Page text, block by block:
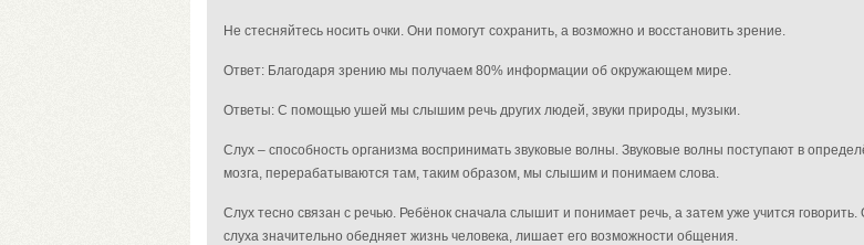
Не стесняйтесь носить очки. Они помогут сохранить, а возможно и восстановить зрение.
Ответ: Благодаря зрению мы получаем 80% информации об окружающем мире.
Ответы: С помощью ушей мы слышим речь других людей, звуки природы, музыки.
Слух – способность организма воспринимать звуковые волны. Звуковые волны поступают в
мозга, перерабатываются там, таким образом, мы слышим и понимаем слова.
Слух тесно связан с речью. Ребёнок сначала слышит и понимает речь, а затем уже учится говорить.
слуха значительно обедняет жизнь человека, лишает его возможности общения.